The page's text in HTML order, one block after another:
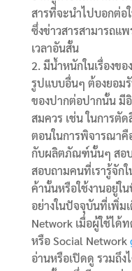
สารที่จะนำไปบอกต่อ
ซึ่งข่าวสารสามารถแพ
เวลาอันสั้น
2. มีน้ำหนักในเรื่องข
รูปแบบอื่นๆ ต้องยอม
ของปากต่อปากนั้น มี
สมควร เช่น ในการตั
ตอนในการพิจารณาคื
กับผลิตภัณฑ์นั้นๆ สอบ
สอบถามคนที่เรารู้จัก
ค้านั้นหรือใช้งานอยู่ใ
อย่างในปัจจุบันที่เพิ่ม
Network เมื่อผู้ใช้ได้
หรือ Social Network
อ่านหรือเปิดดู รวมถึง